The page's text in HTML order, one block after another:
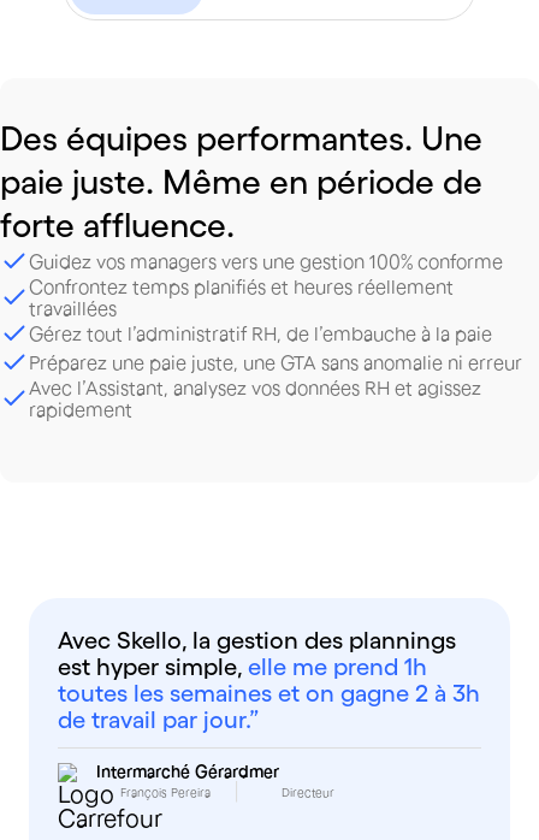
Des équipes performantes. Une
paie juste. Même en période de
forte affluence.
Guidez vos managers vers une gestion 100% conforme
Confrontez temps planifiés et heures réellement
travaillées
Gérez tout l’administratif RH, de l’embauche à la paie
Préparez une paie juste, une GTA sans anomalie ni erreur
Avec l’Assistant, analysez vos données RH et agissez
rapidement
Avec Skello, la gestion des plannings
est hyper simple, elle me prend 1h
toutes les semaines et on gagne 2 à 3h
de travail par jour.”
Intermarché Gérardmer
François Pereira Directeur